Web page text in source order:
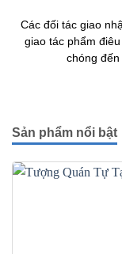
Các đối tác giao
giao tác phẩm
chóng
Sản phẩm nổi bật